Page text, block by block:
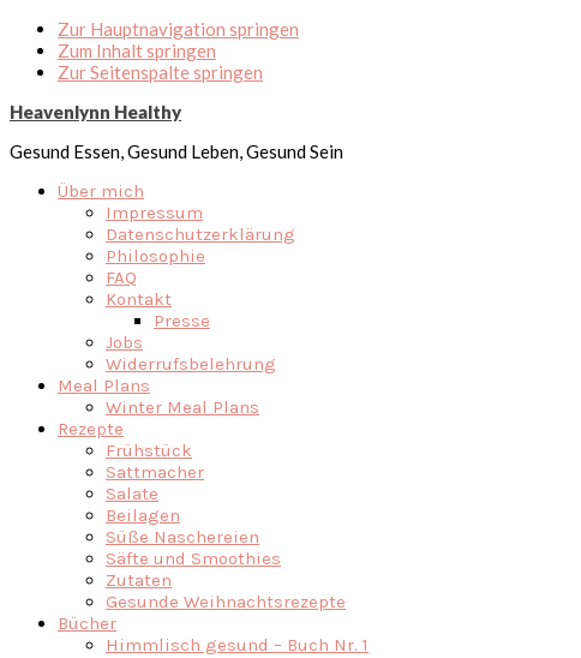
Zur Hauptnavigation springen
Zum Inhalt springen
Zur Seitenspalte springen
Heavenlynn Healthy
Gesund Essen, Gesund Leben, Gesund Sein
Über mich
Impressum
Datenschutzerklärung
Philosophie
FAQ
Kontakt
Presse
Jobs
Widerrufsbelehrung
Meal Plans
Winter Meal Plans
Rezepte
Frühstück
Sattmacher
Salate
Beilagen
Süße Naschereien
Säfte und Smoothies
Zutaten
Gesunde Weihnachtsrezepte
Bücher
Himmlisch gesund – Buch Nr. 1